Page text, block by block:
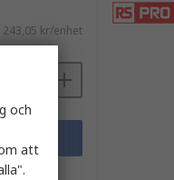
243,05 kr/enhet
och
att